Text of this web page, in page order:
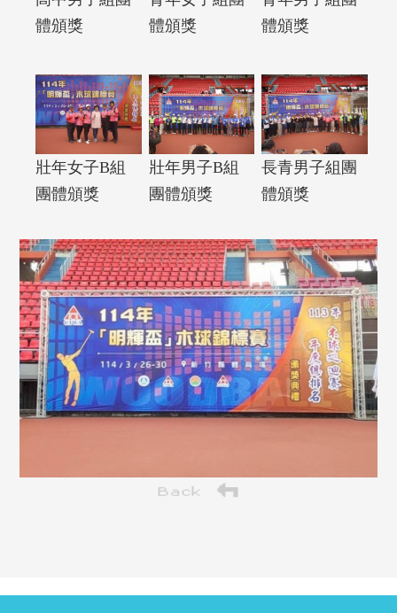
體頒獎
體頒獎
體頒獎
壯年女子B組
團體頒獎
壯年男子B組
團體頒獎
長青男子組團
體頒獎